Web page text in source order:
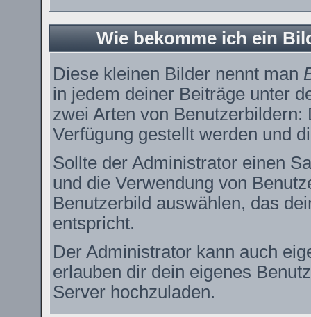
Wie bekomme ich ein
Diese kleinen Bilder nennt man
in jedem deiner Beiträge unter
zwei Arten von
Verfügung gestellt werden und
Sollte der Administrator einen
und die Verwendung von
Benutzerbild auswählen, das
entspricht.
Der Administrator kann auch
erlauben dir dein eigenes
Server hochzuladen.